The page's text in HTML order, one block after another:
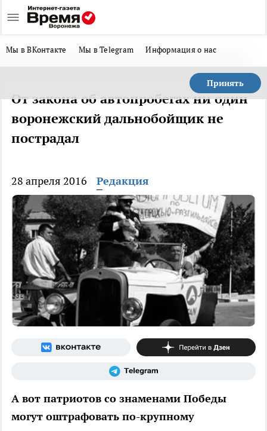
Мы в ВКонтакте Мы в Telegram Информация о нас
Принять
От закона об автопробегах ни один
воронежский дальнобойщик не
пострадал
28 апреля 2016 Редакция
А вот патриотов со знаменами Победы
могут оштрафовать по-крупному